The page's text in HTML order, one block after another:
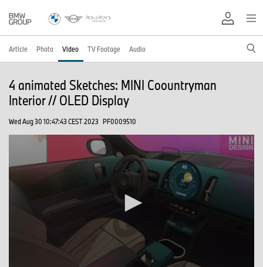
Article Photo Video TV Footage Audio
4 animated Sketches: MINI Coountryman
Interior // OLED Display
Wed Aug 30 10:47:43 CEST 2023 PF0009510